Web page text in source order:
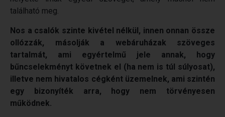
található meg.
Nos a csalók szinte kivétel nélkül, innen onnan össze
ollózzák, másolják a webáruházak szöveges
tartalmát, ami egyértelmű jele annak, hogy
bűncselekményt követnek el (ha nem is túl súlyosat),
illetve nem hivatalos cégként üzemelnek, ami szintén
egy bizonyíték arra, hogy nem törvényesen
működnek.